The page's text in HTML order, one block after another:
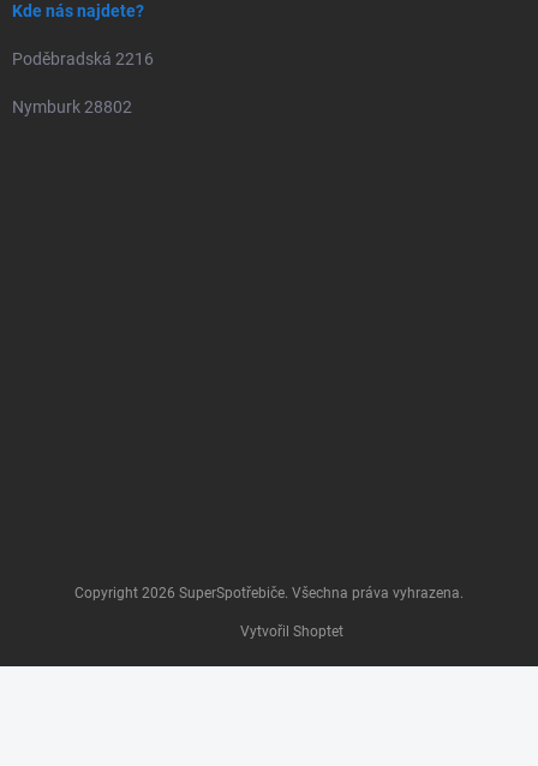
Kde nás najdete?
Poděbradská 2216
Nymburk 28802
Vytvořil Shoptet
Copyright 2026 SuperSpotřebiče. Všechna práva vyhrazena.